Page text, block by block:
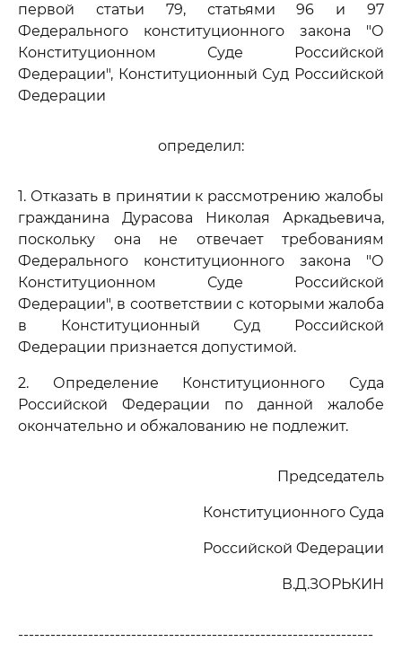
первой статьи 79, статьями 96 и 97
Федерального конституционного закона "О
Конституционном Суде Российской
Федерации", Конституционный Суд Российской
Федерации
определил:
1. Отказать в принятии к рассмотрению жалобы
гражданина Дурасова Николая Аркадьевича,
поскольку она не отвечает требованиям
Федерального конституционного закона "О
Конституционном Суде Российской
Федерации", в соответствии с которыми жалоба
в Конституционный Суд Российской
Федерации признается допустимой.
2. Определение Конституционного Суда
Российской Федерации по данной жалобе
окончательно и обжалованию не подлежит.
Председатель
Конституционного Суда
Российской Федерации
В.Д.ЗОРЬКИН
------------------------------------------------------------------